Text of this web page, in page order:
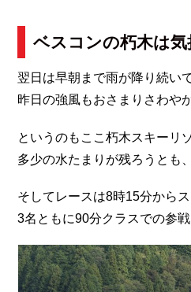
ベスコンの朽木は気
翌日は早朝まで雨が降り続い
昨日の強風もおさまりさわや
というのもここ朽木スキーリ
多少の水たまりが残ろうとも
そしてレースは8時15分からス
3名ともに90分クラスでの参戦